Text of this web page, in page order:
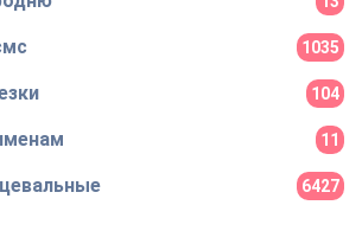
1035
104
11
6427